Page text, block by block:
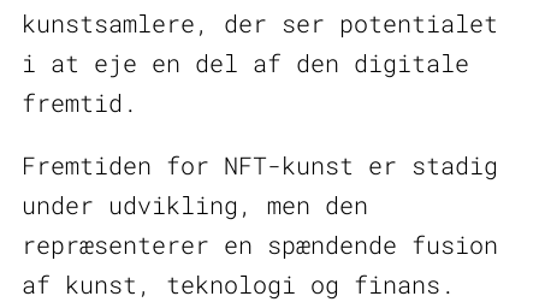
kunstsamlere, der ser potentialet
i at eje en del af den digitale
fremtid.
Fremtiden for NFT-kunst er stadig
under udvikling, men den
repræsenterer en spændende fusion
af kunst, teknologi og finans.